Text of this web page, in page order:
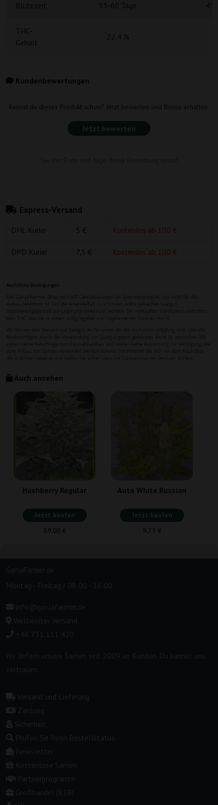
THC-
Gehalt
22,4 %
Kundenbewertungen
Kennst du dieses Produkt schon? Jetzt bewerten und Bonus erhalten.
Jetzt bewerten
Express-Versand
DHL Kurier 5 € Kostenlos ab 100 €
DPD Kurier 7,5 € Kostenlos ab 100 €
Auch ansehen
Hashberry Regular
Jetzt kaufen
39,00 €
Auto White Russian
Jetzt kaufen
9,75 €
GanjaFarmer.de
Montag - Freitag / 08:00 - 16:00
info@ganjafarmer.de
Weltweiter Versand
+48 731 111 420
Wir liefern unsere Samen seit 2009 an Kunden. Du kannst uns
vertrauen.
Versand und Lieferung
Zahlung
Sicherheit
Prüfen Sie Ihren Bestellstatus
Newsletter
Kostenlose Samen
Partnerprogramm
Großhandel (B2B)